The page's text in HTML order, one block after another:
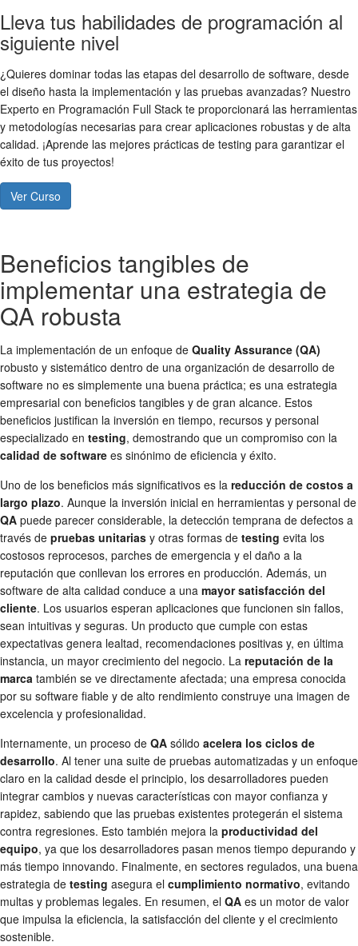
Lleva tus habilidades de programación al
siguiente nivel
¿Quieres dominar todas las etapas del desarrollo de software, desde
el diseño hasta la implementación y las pruebas avanzadas? Nuestro
Experto en Programación Full Stack te proporcionará las herramientas
y metodologías necesarias para crear aplicaciones robustas y de alta
calidad. ¡Aprende las mejores prácticas de testing para garantizar el
éxito de tus proyectos!
Ver Curso
Beneficios tangibles de
implementar una estrategia de
QA robusta
La implementación de un enfoque de Quality Assurance (QA)
robusto y sistemático dentro de una organización de desarrollo de
software no es simplemente una buena práctica; es una estrategia
empresarial con beneficios tangibles y de gran alcance. Estos
beneficios justifican la inversión en tiempo, recursos y personal
especializado en testing, demostrando que un compromiso con la
calidad de software es sinónimo de eficiencia y éxito.
Uno de los beneficios más significativos es la reducción de costos a
largo plazo. Aunque la inversión inicial en herramientas y personal de
QA puede parecer considerable, la detección temprana de defectos a
través de pruebas unitarias y otras formas de testing evita los
costosos reprocesos, parches de emergencia y el daño a la
reputación que conllevan los errores en producción. Además, un
software de alta calidad conduce a una mayor satisfacción del
cliente. Los usuarios esperan aplicaciones que funcionen sin fallos,
sean intuitivas y seguras. Un producto que cumple con estas
expectativas genera lealtad, recomendaciones positivas y, en última
instancia, un mayor crecimiento del negocio. La reputación de la
marca también se ve directamente afectada; una empresa conocida
por su software fiable y de alto rendimiento construye una imagen de
excelencia y profesionalidad.
Internamente, un proceso de QA sólido acelera los ciclos de
desarrollo. Al tener una suite de pruebas automatizadas y un enfoque
claro en la calidad desde el principio, los desarrolladores pueden
integrar cambios y nuevas características con mayor confianza y
rapidez, sabiendo que las pruebas existentes protegerán el sistema
contra regresiones. Esto también mejora la productividad del
equipo, ya que los desarrolladores pasan menos tiempo depurando y
más tiempo innovando. Finalmente, en sectores regulados, una buena
estrategia de testing asegura el cumplimiento normativo, evitando
multas y problemas legales. En resumen, el QA es un motor de valor
que impulsa la eficiencia, la satisfacción del cliente y el crecimiento
sostenible.